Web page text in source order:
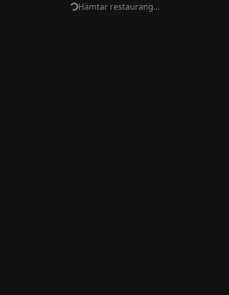
Hämtar restaurang...